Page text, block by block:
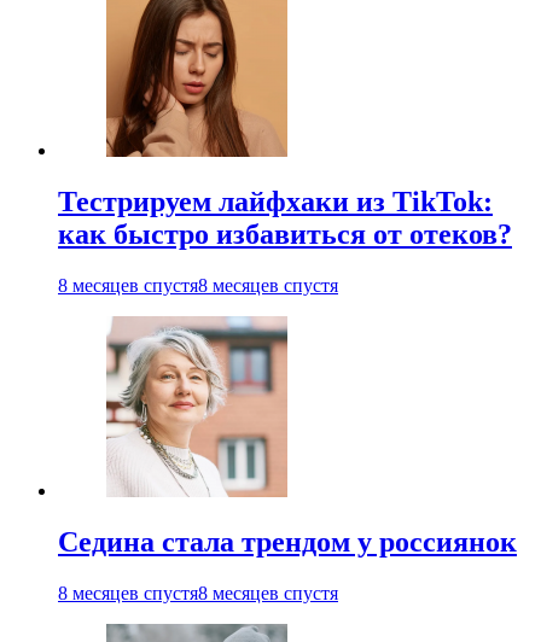
Тестрируем лайфхаки из TikTok:
как быстро избавиться от отеков?
8 месяцев спустя8 месяцев спустя
Седина стала трендом у россиянок
8 месяцев спустя8 месяцев спустя